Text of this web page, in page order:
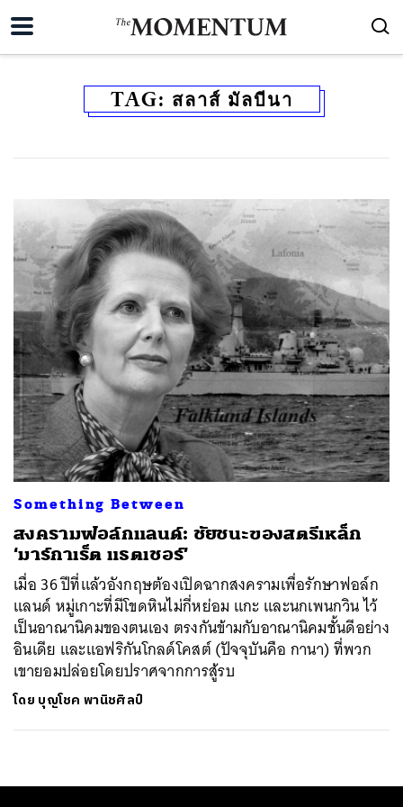
TAG: สลาส์ มัลบีนา
Something Between
สงครามฟอล์กแลนด์: ชัยชนะของสตรีเหล็ก
‘มาร์กาเร็ต แธตเชอร์’
เมื่อ 36 ปีที่แล้วอังกฤษต้องเปิดฉากสงครามเพื่อรักษาฟอล์ก
แลนด์ หมู่เกาะที่มีโขดหินไม่กี่หย่อม แกะ และนกเพนกวิน ไว้
เป็นอาณานิคมของตนเอง ตรงกันข้ามกับอาณานิคมชั้นดีอย่าง
อินเดีย และแอฟริกันโกลด์โคสต์ (ปัจจุบันคือ กานา) ที่พวก
เขายอมปล่อยโดยปราศจากการสู้รบ
โดย บุญโชค พานิชศิลป์
ค้นหา
SHARE TWEET LINE EMAIL